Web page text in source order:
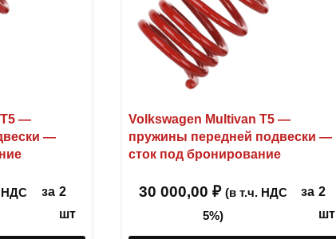
T5 —
—
НДС
за 2
шт
Volkswagen Multivan T5 —
пружины передней подвески —
сток под бронирование
30 000,00 ₽ (в т.ч. НДС
5%)
за 2
шт